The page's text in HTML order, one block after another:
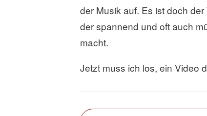
der Musik auf. Es ist doch
der spannend und oft auch
macht.
Jetzt muss ich los, ein Video
Gib deine E-Mail-Adresse ein …